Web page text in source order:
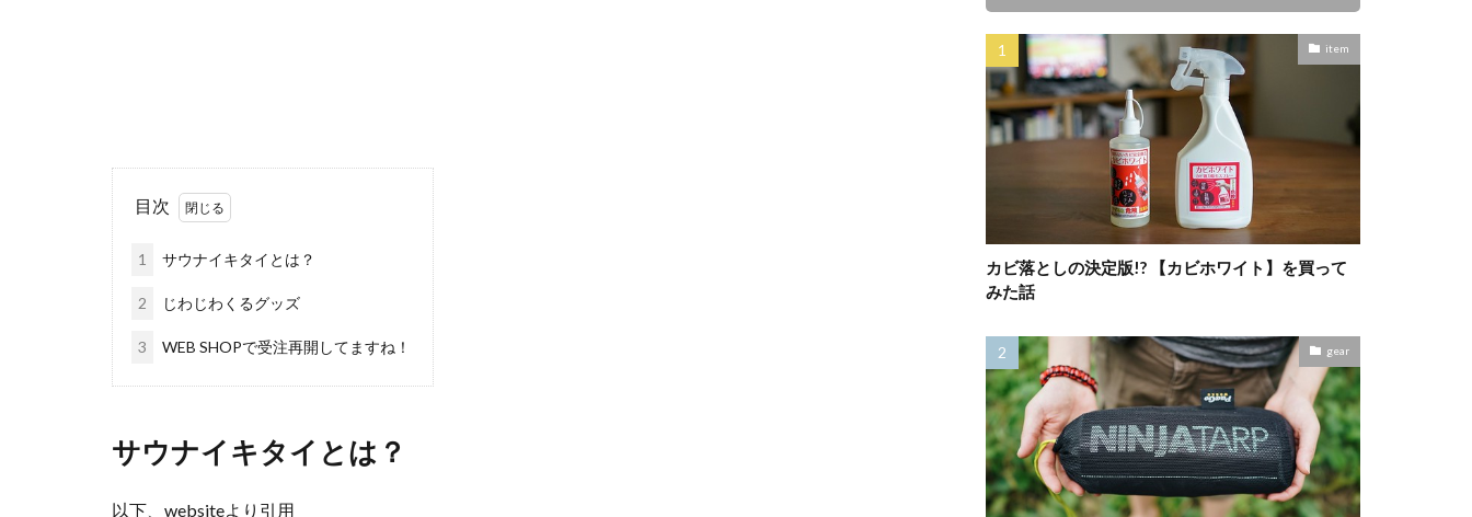
目次
1 サウナイキタイとは？
2 じわじわくるグッズ
3 WEB SHOPで受注再開してますね！
サウナイキタイとは？
以下、websiteより引用
item
カビ落としの決定版!? 【カビホワイト】を買って
みた話
gear